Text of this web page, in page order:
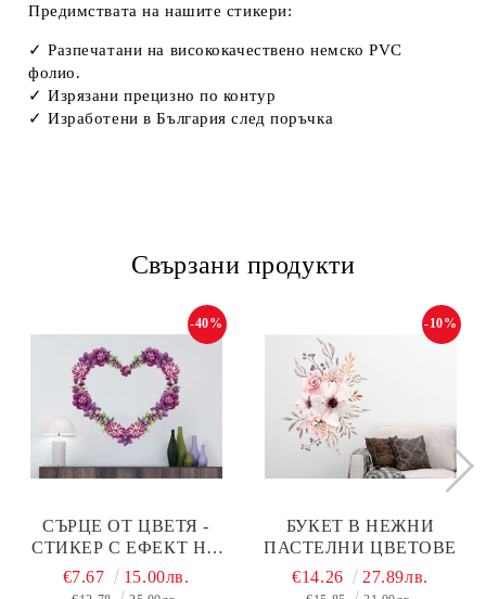
Предимствата на нашите стикери:
✓ Разпечатани нa висококачествено немско PVC
фолио.
✓ Изрязани прецизно по контур
✓ Изработени в България след поръчка
Свързани продукти
СЪРЦЕ ОТ ЦВЕТЯ -
СТИКЕР С ЕФЕКТ НА
АКВАРЕЛНА РИСУНКА
- 50Х50 СМ
-40%
€7.67 15.00лв.
БУКЕТ В НЕЖНИ
ПАСТЕЛНИ ЦВЕТОВЕ
-10%
€14.26 27.89лв.